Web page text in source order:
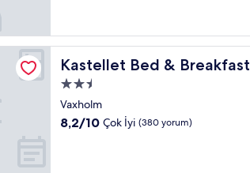
Kastellet Bed & Breakfast
Kastellet Bed & Breakfast
2.5
yıldızlı
konaklama
Vaxholm
10
8,2/10 Çok İyi (380 yorum)